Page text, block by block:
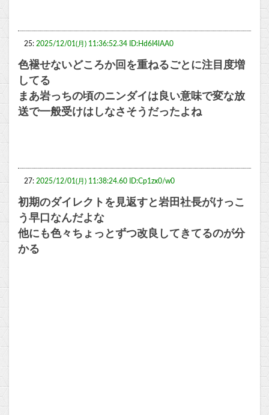
25: 2025/12/01(月) 11:36:52.34 ID:Hd6I4lAA0
色褪せないどころか回を重ねるごとに注目度増
してる
まあ岩っちの頃のニンダイは良い意味で変な放
送で一般受けはしなさそうだったよね
27: 2025/12/01(月) 11:38:24.60 ID:Cp1zx0/w0
初期のダイレクトを見返すと岩田社長がけっこ
う早口なんだよな
他にも色々ちょっとずつ改良してきてるのが分
かる